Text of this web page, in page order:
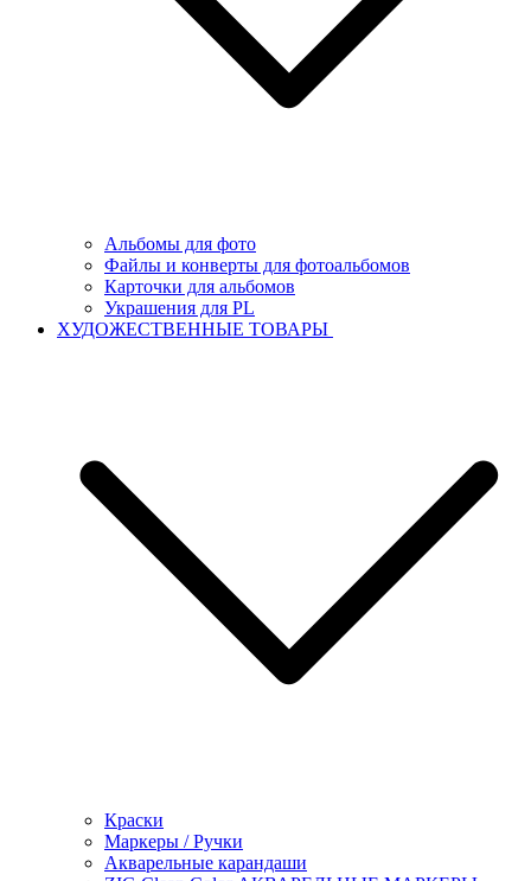
Альбомы для фото
Файлы и конверты для фотоальбомов
Карточки для альбомов
Украшения для PL
ХУДОЖЕСТВЕННЫЕ ТОВАРЫ
Краски
Маркеры / Ручки
Акварельные карандаши